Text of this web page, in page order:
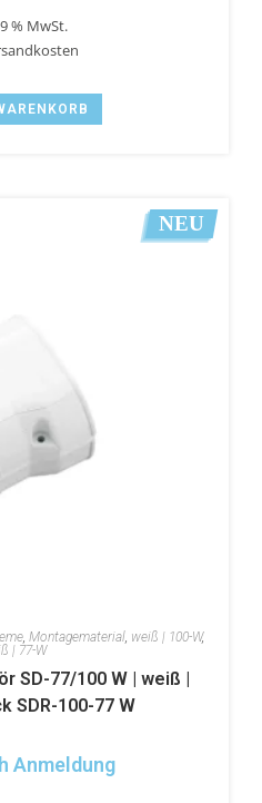
% MwSt.
NEU
, Montagematerial, weiß | 100-W,
| 77-W
SD-77/100 W | weiß |
SDR-100-77 W
Anmeldung